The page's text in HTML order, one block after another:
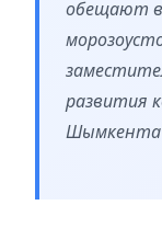
обещают
развития